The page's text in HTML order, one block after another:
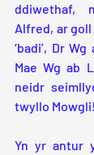
ddiwethaf,
Alfred, ar goll
‘badi’, Dr
Mae Wg ab
neidr
twyllo Mowgli!
Yn yr antur